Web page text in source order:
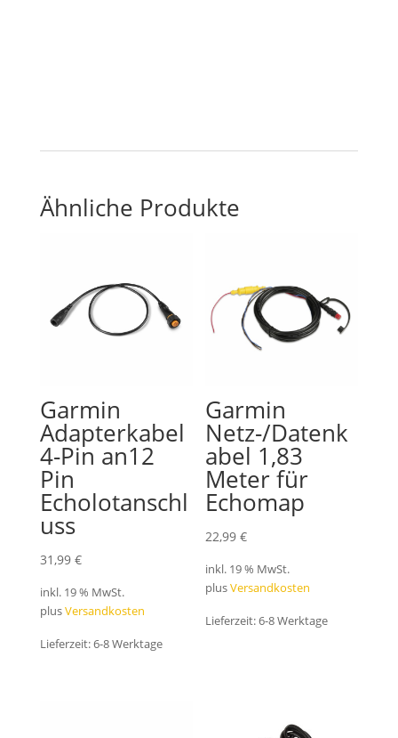
Ähnliche Produkte
Garmin
Adapterkabel
4-Pin an12
Pin
Echolotanschl
uss
31,99 €
inkl. 19 % MwSt.
plusVersandkosten
Lieferzeit:6-8 Werktage
Garmin
Netz-/Datenk
abel 1,83
Meter für
Echomap
22,99€
inkl. 19 % MwSt.
plusVersandkosten
Lieferzeit:6-8 Werktage